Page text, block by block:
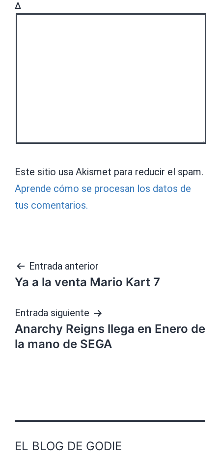
Δ
Este sitio usa Akismet para reducir el spam.
Aprende cómo se procesan los datos de
tus comentarios.
Navegación
de
entradas
Entrada anterior
Ya a la venta Mario Kart 7
Entrada siguiente
Anarchy Reigns llega en Enero de
la mano de SEGA
EL BLOG DE GODIE